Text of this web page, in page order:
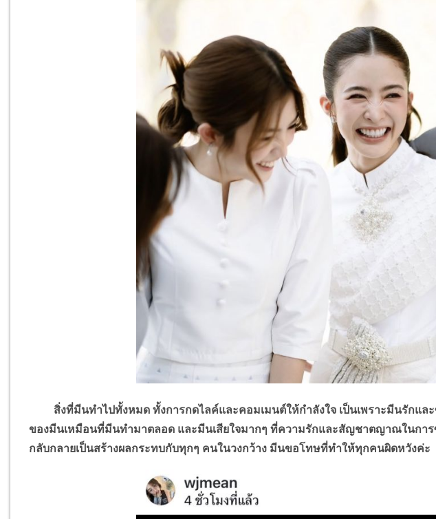
สิ่งที่มีนทำไปทั้งหมด ทั้งการกดไลค์และคอมเมนต์ให้กำลังใจ เป็นเพราะมีนรักแล
ของมีนเหมือนที่มีนทำมาตลอด และมีนเสียใจมากๆ ที่ความรักและสัญชาตญาณในกา
กลับกลายเป็นสร้างผลกระทบกับทุกๆ คนในวงกว้าง มีนขอโทษที่ทำให้ทุกคนผิดหวังค่ะ